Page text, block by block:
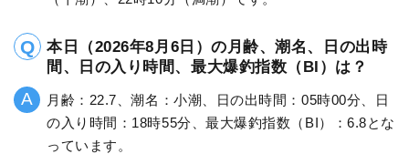
本日（2026年8月6日）の月齢、潮名、日の出時
間、日の入り時間、最大爆釣指数（BI）は？
月齢：22.7、潮名：小潮、日の出時間：05時00分、日
の入り時間：18時55分、最大爆釣指数（BI）：6.8とな
っています。